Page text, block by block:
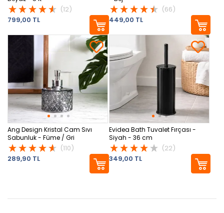
(12)
799,00 TL
(66)
449,00 TL
Ang Design Kristal Cam Sıvı
Sabunluk - Füme / Gri
(110)
289,90 TL
Evidea Bath Tuvalet Fırçası -
Siyah - 36 cm
(22)
349,00 TL